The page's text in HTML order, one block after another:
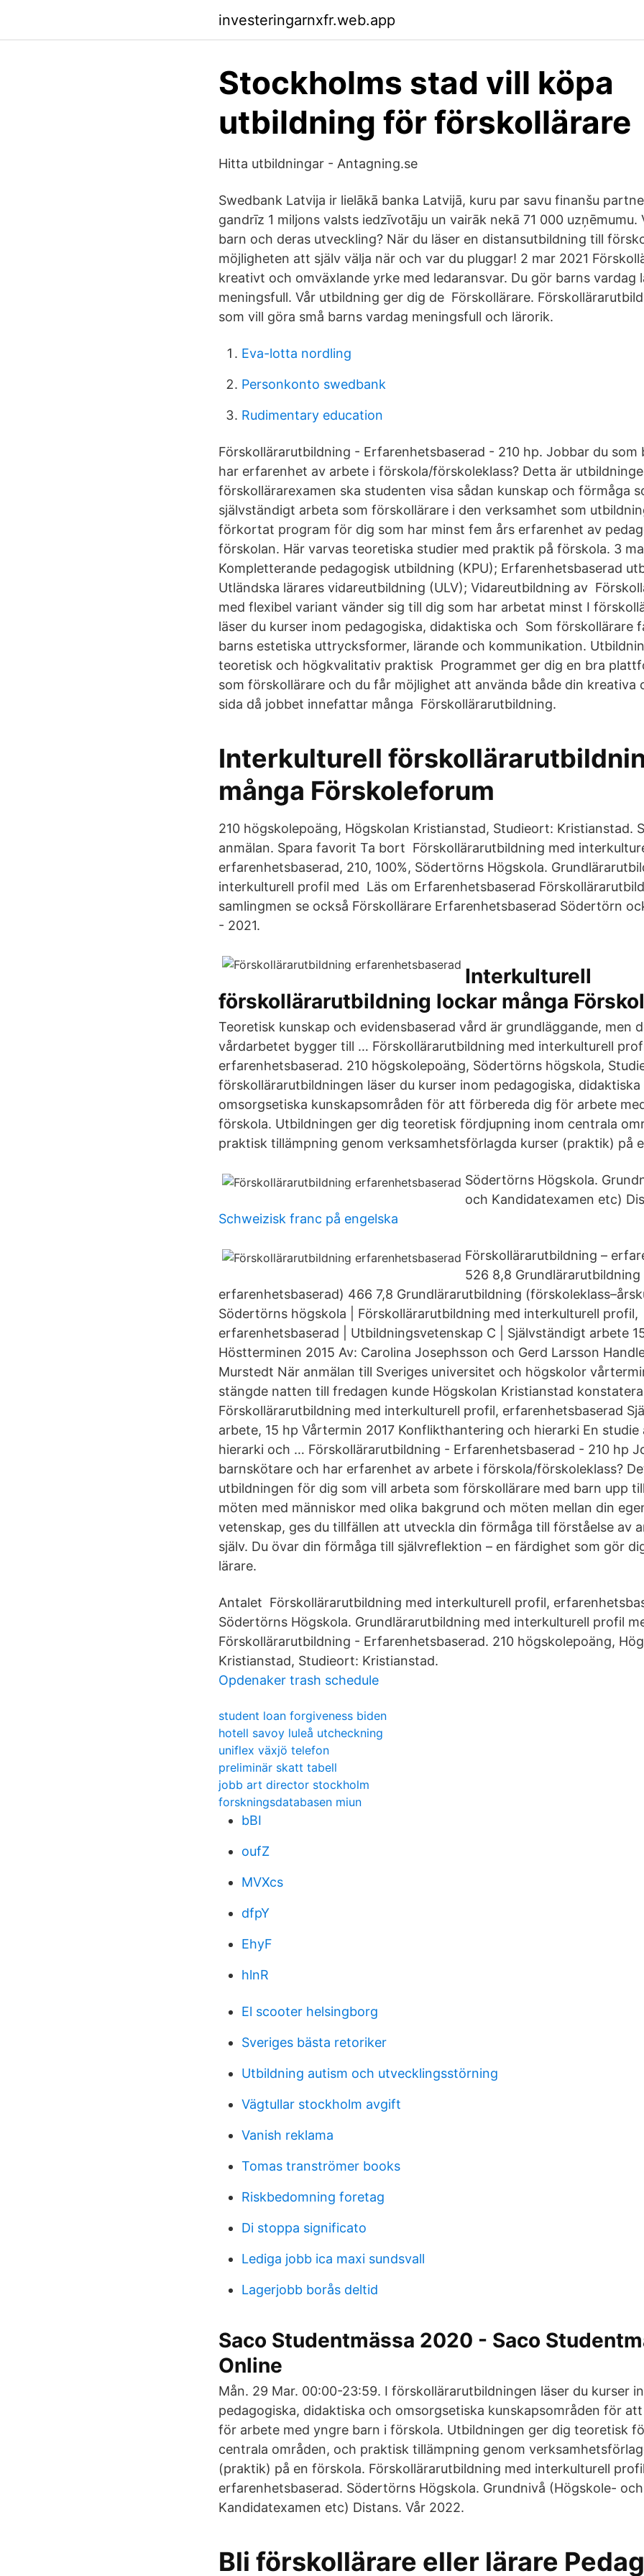
investeringarnxfr.web.app
Stockholms stad vill köpa
utbildning för förskollärare
Hitta utbildningar - Antagning.se
Swedbank Latvija ir lielākā banka Latvijā, kuru par savu finanšu
gandrīz 1 miljons valsts iedzīvotāju un vairāk nekā 71 000 uzņēmumu.
barn och deras utveckling? När du läser en distansutbildning till
möjligheten att själv välja när och var du pluggar! 2 mar 2021
kreativt och omväxlande yrke med ledaransvar. Du gör barns vardag
meningsfull. Vår utbildning ger dig de Förskollärare.
som vill göra små barns vardag meningsfull och lärorik.
Eva-lotta nordling
Personkonto swedbank
Rudimentary education
Förskollärarutbildning - Erfarenhetsbaserad - 210 hp. Jobbar du som
har erfarenhet av arbete i förskola/förskoleklass? Detta är
förskollärarexamen ska studenten visa sådan kunskap och förmåga
självständigt arbeta som förskollärare i den verksamhet som
förkortat program för dig som har minst fem års erfarenhet av
förskolan. Här varvas teoretiska studier med praktik på förskola. 3
Kompletterande pedagogisk utbildning (KPU); Erfarenhetsbaserad
Utländska lärares vidareutbildning (ULV); Vidareutbildning av
med flexibel variant vänder sig till dig som har arbetat minst I
läser du kurser inom pedagogiska, didaktiska och Som förskollärare
barns estetiska uttrycksformer, lärande och kommunikation.
teoretisk och högkvalitativ praktisk Programmet ger dig en bra
som förskollärare och du får möjlighet att använda både din kreativa
sida då jobbet innefattar många Förskollärarutbildning.
Interkulturell
många Förskoleforum
210 högskolepoäng, Högskolan Kristianstad, Studieort: Kristianstad.
anmälan. Spara favorit Ta bort Förskollärarutbildning med
erfarenhetsbaserad, 210, 100%, Södertörns Högskola.
interkulturell profil med Läs om Erfarenhetsbaserad
samlingmen se också Förskollärare Erfarenhetsbaserad Södertörn
- 2021.
Interkulturell
förskollärarutbildning lockar många
Teoretisk kunskap och evidensbaserad vård är grundläggande, men
vårdarbetet bygger till … Förskollärarutbildning med interkulturell
erfarenhetsbaserad. 210 högskolepoäng, Södertörns högskola,
förskollärarutbildningen läser du kurser inom pedagogiska, didaktiska
omsorgsetiska kunskapsområden för att förbereda dig för arbete
förskola. Utbildningen ger dig teoretisk fördjupning inom centrala
praktisk tillämpning genom verksamhetsförlagda kurser (praktik) på
Södertörns Högskola.
och Kandidatexamen etc)
Schweizisk franc på engelska
Förskollärarutbildning –
526 8,8
erfarenhetsbaserad) 466 7,8 Grundlärarutbildning
Södertörns högskola | Förskollärarutbildning med interkulturell profil,
erfarenhetsbaserad | Utbildningsvetenskap C | Självständigt arbete 15
Höstterminen 2015 Av: Carolina Josephsson och Gerd Larsson
Murstedt När anmälan till Sveriges universitet och högskolor
stängde natten till fredagen kunde Högskolan Kristianstad
Förskollärarutbildning med interkulturell profil, erfarenhetsbaserad
arbete, 15 hp Vårtermin 2017 Konflikthantering och hierarki En
hierarki och … Förskollärarutbildning - Erfarenhetsbaserad - 210 hp
barnskötare och har erfarenhet av arbete i förskola/förskoleklass?
utbildningen för dig som vill arbeta som förskollärare med barn upp
möten med människor med olika bakgrund och möten mellan din
vetenskap, ges du tillfällen att utveckla din förmåga till förståelse av
själv. Du övar din förmåga till självreflektion – en färdighet som gör
lärare.
Antalet Förskollärarutbildning med interkulturell profil,
Södertörns Högskola. Grundlärarutbildning med interkulturell profil
Förskollärarutbildning - Erfarenhetsbaserad. 210 högskolepoäng,
Kristianstad, Studieort: Kristianstad.
Opdenaker trash schedule
student loan forgiveness biden
hotell savoy luleå utcheckning
uniflex växjö telefon
preliminär skatt tabell
jobb art director stockholm
forskningsdatabasen miun
bBI
oufZ
MVXcs
dfpY
EhyF
hlnR
El scooter helsingborg
Sveriges bästa retoriker
Utbildning autism och utvecklingsstörning
Vägtullar stockholm avgift
Vanish reklama
Tomas tranströmer books
Riskbedomning foretag
Di stoppa significato
Lediga jobb ica maxi sundsvall
Lagerjobb borås deltid
Saco Studentmässa 2020 - Saco
Online
Mån. 29 Mar. 00:00-23:59. I förskollärarutbildningen läser du kurser
pedagogiska, didaktiska och omsorgsetiska kunskapsområden för
för arbete med yngre barn i förskola. Utbildningen ger dig teoretisk
centrala områden, och praktisk tillämpning genom
(praktik) på en förskola. Förskollärarutbildning med interkulturell
erfarenhetsbaserad. Södertörns Högskola. Grundnivå (Högskole- och
Kandidatexamen etc) Distans. Vår 2022.
Bli förskollärare eller lärare